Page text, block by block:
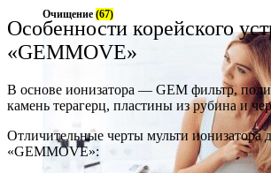
Очищение (67)
Особенности корейского
«GEMMOVE»
В основе ионизатора — GEM фильтр,
камень терагерц, пластины из рубина и
Отличительные черты мульти ионизатора
«GEMMOVE»: